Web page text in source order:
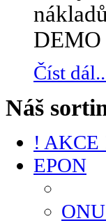
DEMO
Číst
Náš
! AKCE
EPON